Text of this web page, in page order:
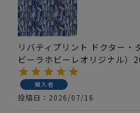
リバティプリント ドクター
ビーラホビーレオリジナル）
購入者
投稿日 2026/07/16